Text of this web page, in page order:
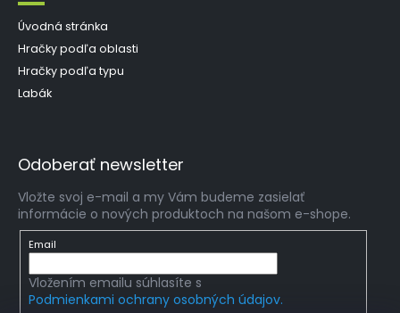
Úvodná stránka
Hračky podľa oblasti
Hračky podľa typu
Labák
Odoberať newsletter
Vložte svoj e-mail a my Vám budeme zasielať
informácie o nových produktoch na našom e-shope.
Email
Vložením emailu súhlasíte s
Podmienkami ochrany osobných údajov.